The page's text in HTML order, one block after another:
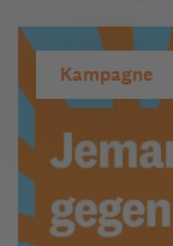
Kampagne